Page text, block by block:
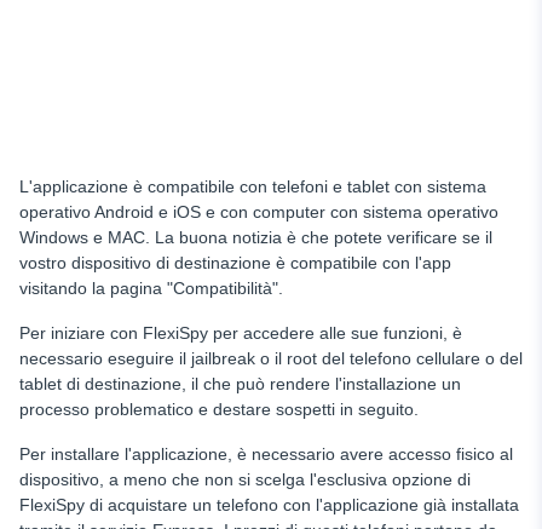
L'applicazione è compatibile con telefoni e tablet con sistema
operativo Android e iOS e con computer con sistema operativo
Windows e MAC. La buona notizia è che potete verificare se il
vostro dispositivo di destinazione è compatibile con l'app
visitando la pagina "Compatibilità".
Per iniziare con FlexiSpy per accedere alle sue funzioni, è
necessario eseguire il jailbreak o il root del telefono cellulare o del
tablet di destinazione, il che può rendere l'installazione un
processo problematico e destare sospetti in seguito.
Per installare l'applicazione, è necessario avere accesso fisico al
dispositivo, a meno che non si scelga l'esclusiva opzione di
FlexiSpy di acquistare un telefono con l'applicazione già installata